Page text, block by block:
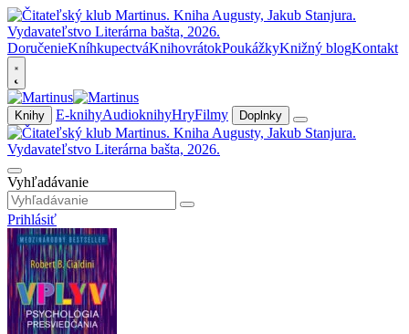
DoručenieKníhkupectváKnihovrátokPoukážkyKnižný blogKontakt
Knihy E-knihyAudioknihyHryFilmy Doplnky
Vyhľadávanie
Prihlásiť